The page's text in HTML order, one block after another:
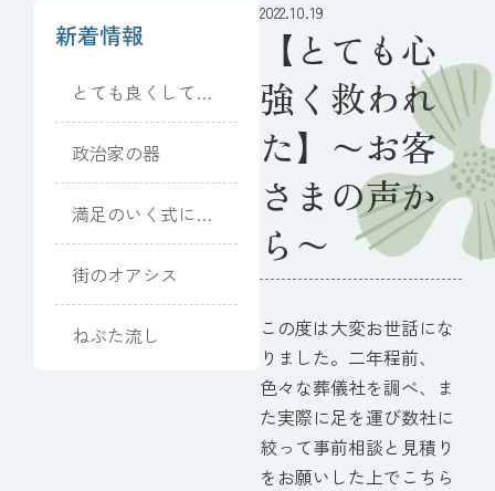
新着情報
とても良くしてい
ただきました
政治家の器
満足のいく式にな
りました
街のオアシス
ねぶた流し
2022.10.19
【とても心
強く救われ
た】〜お客
さまの声か
ら〜
この度は大変お世話にな
りました。二年程前、
色々な葬儀社を調べ、ま
た実際に足を運び数社に
絞って事前相談と見積り
をお願いした上でこちら